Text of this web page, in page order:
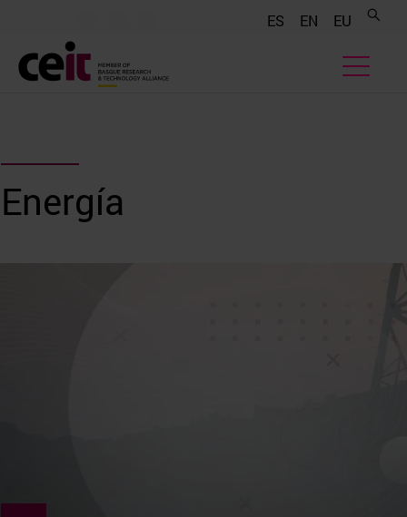
ES EN EU
Energía